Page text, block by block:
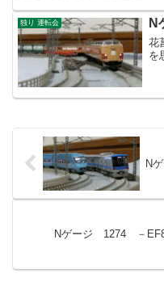
独り 運転会 N
花
を
N
Nゲージ 1274 －